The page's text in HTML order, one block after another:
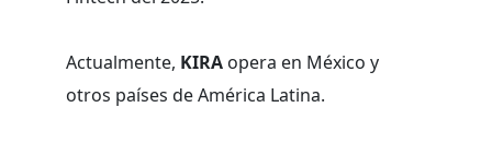
Actualmente, KIRA opera en México y
otros países de América Latina.